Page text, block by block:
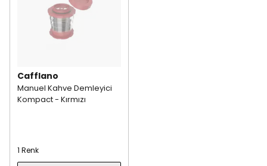
Cafflano
Manuel Kahve Demleyici
Kompact - Kırmızı
1 Renk